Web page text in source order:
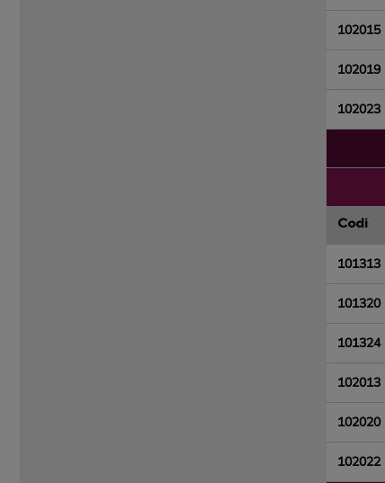
102015
102019
102023
Codi
101313
101320
101324
102013
102020
102022